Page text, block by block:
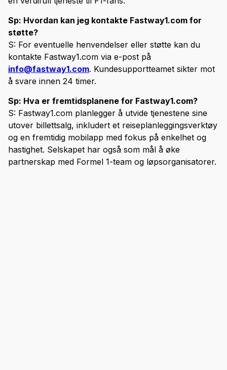
Sp: Hvordan kan jeg kontakte Fastway1.com for
støtte?
S: For eventuelle henvendelser eller støtte kan du
kontakte Fastway1.com via e-post på
info@fastway1.com. Kundesupportteamet sikter mot
å svare innen 24 timer.
Sp: Hva er fremtidsplanene for Fastway1.com?
S: Fastway1.com planlegger å utvide tjenestene sine
utover billettsalg, inkludert et reiseplanleggingsverktøy
og en fremtidig mobilapp med fokus på enkelhet og
hastighet. Selskapet har også som mål å øke
partnerskap med Formel 1-team og løpsorganisatorer.